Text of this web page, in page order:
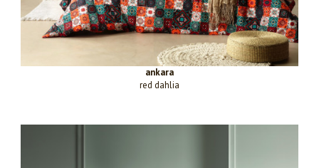
ankara
red dahlia